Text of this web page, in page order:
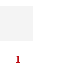
1